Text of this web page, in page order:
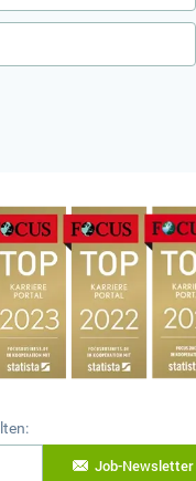
Job-Newsletter